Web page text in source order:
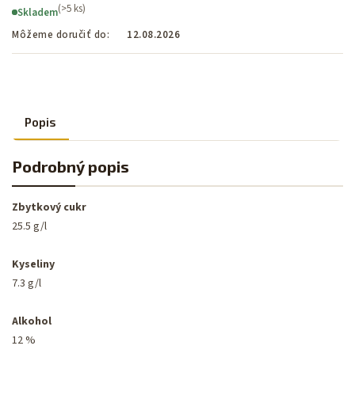
Skladem(>5 ks)
Môžeme doručiť do:
12.08.2026
Popis
Podrobný popis
Zbytkový cukr
25.5 g/l
Kyseliny
7.3 g/l
Alkohol
12%